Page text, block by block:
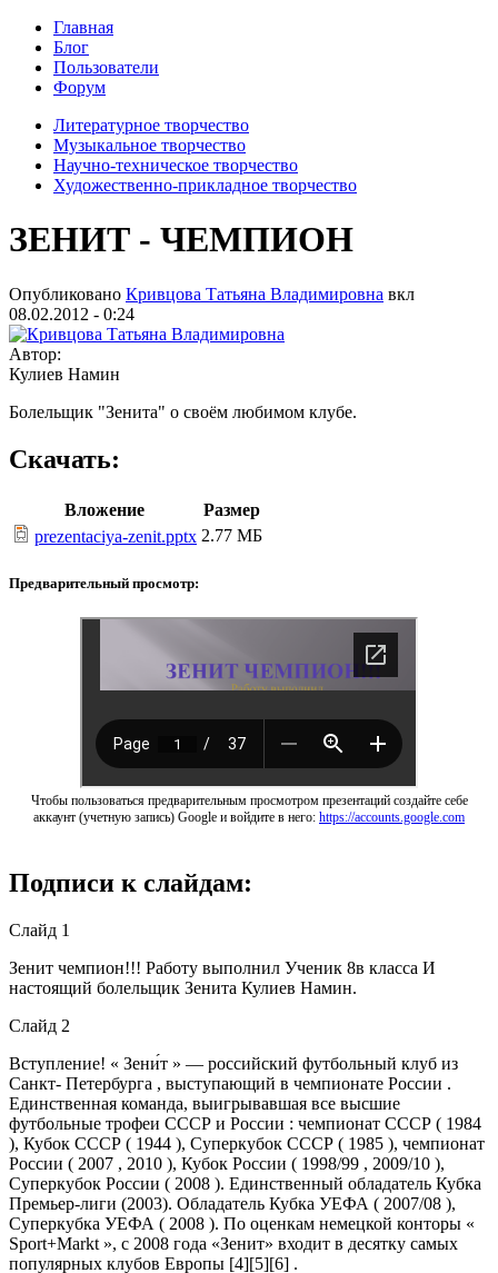
Главная
Блог
Пользователи
Форум
Литературное творчество
Музыкальное творчество
Научно-техническое творчество
Художественно-прикладное творчество
ЗЕНИТ - ЧЕМПИОН
Опубликовано Кривцова Татьяна Владимировна вкл
08.02.2012 - 0:24
Автор:
Кулиев Намин
Болельщик "Зенита" о своём любимом клубе.
Скачать:
Вложение
Размер
prezentaciya-zenit.pptx 2.77 МБ
Предварительный просмотр:
Чтобы пользоваться предварительным просмотром презентаций создайте себе
аккаунт (учетную запись) Google и войдите в него: https://accounts.google.com
Подписи к слайдам:
Слайд 1
Зенит чемпион!!! Работу выполнил Ученик 8в класса И
настоящий болельщик Зенита Кулиев Намин.
Слайд 2
Вступление! « Зени́т » — российский футбольный клуб из
Санкт- Петербурга , выступающий в чемпионате России .
Единственная команда, выигрывавшая все высшие
футбольные трофеи СССР и России : чемпионат СССР ( 1984
), Кубок СССР ( 1944 ), Суперкубок СССР ( 1985 ), чемпионат
России ( 2007 , 2010 ), Кубок России ( 1998/99 , 2009/10 ),
Суперкубок России ( 2008 ). Единственный обладатель Кубка
Премьер-лиги (2003). Обладатель Кубка УЕФА ( 2007/08 ),
Суперкубка УЕФА ( 2008 ). По оценкам немецкой конторы «
Sport+Markt », с 2008 года «Зенит» входит в десятку самых
популярных клубов Европы [4][5][6] .